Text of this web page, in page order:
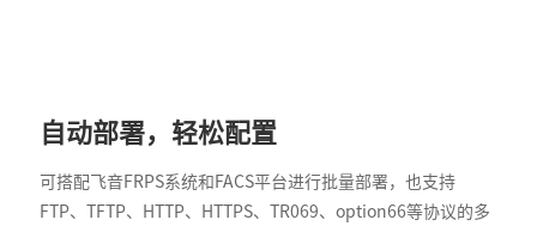
自动部署，轻松配置
可搭配飞音FRPS系统和FACS平台进行批量部署，也支持
FTP、TFTP、HTTP、HTTPS、TR069、option66等协议的多